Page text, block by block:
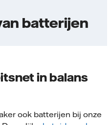
batterijen
in balans
ook batterijen bij onze